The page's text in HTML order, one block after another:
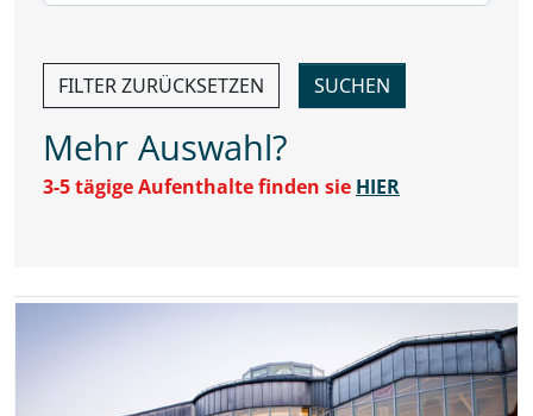
FILTER ZURÜCKSETZEN
Mehr Auswahl?
3-5 tägige Aufenthalte finden sie HIER